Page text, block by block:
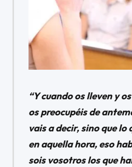
“Y cuando os lleven y
os preocupéis de
vais a decir, sino que lo
en aquella hora, eso
sois vosotros los que